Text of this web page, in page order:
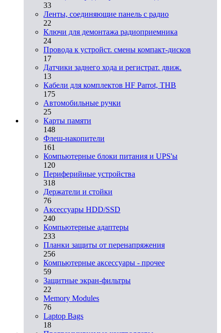
33
Ленты, соединяющие панель с радио
22
Ключи для демонтажа радиоприемника
24
Провода к устройст. смены компакт-дисков
17
Датчики заднего хода и регистрат. движ.
13
Кабели для комплектов HF Parrot, THB
175
Автомобильные ручки
25
Карты памяти
148
Флеш-накопители
161
Компьютерные блоки питания и UPS'ы
120
Периферийные устройства
318
Держатели и стойки
76
Аксессуары HDD/SSD
240
Компьютерные адаптеры
233
Планки защиты от перенапряжения
256
Компьютерные аксессуары - прочее
59
Защитные экран-фильтры
22
Memory Modules
76
Laptop Bags
18